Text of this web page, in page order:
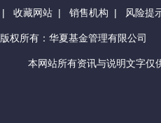
| 收藏网站 | 销售机构 | 风险提
版权所有：华夏基金管理有限公司
本网站所有资讯与说明文字仅